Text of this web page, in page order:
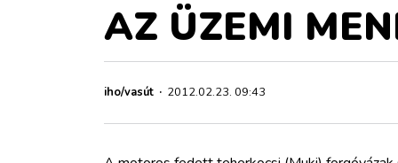
KÖZLEKEDÉSFEJLESZTÉS
AZ ÜZEMI
iho/vasút · 2012.02.23. 09:43